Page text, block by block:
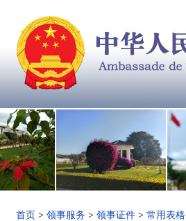
首页 > 领事服务 > 领事证件 > 常用表格